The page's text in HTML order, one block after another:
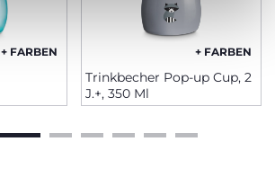
+ FARBEN + FARBEN
Trinkbecher Pop-up Cup, 2
J.+, 350 Ml